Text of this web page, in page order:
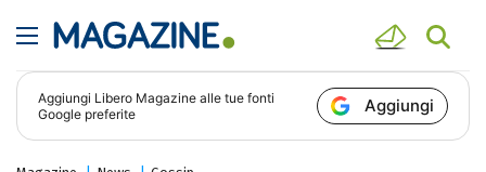
Aggiungi Libero Magazine alle tue fonti
Google preferite
Aggiungi